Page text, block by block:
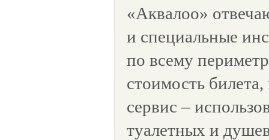
«Аквалоо»
и специальные
по всему
стоимость
сервис –
туалетных и